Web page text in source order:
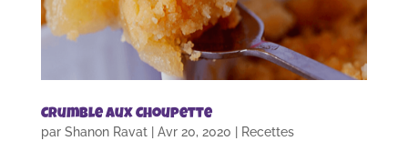
Crumble aux Choupette
par Shanon Ravat| Avr 20, 2020 Recettes